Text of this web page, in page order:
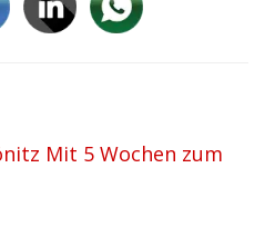
Mit 5 Wochen zum